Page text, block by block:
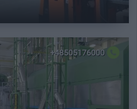
+48505176000